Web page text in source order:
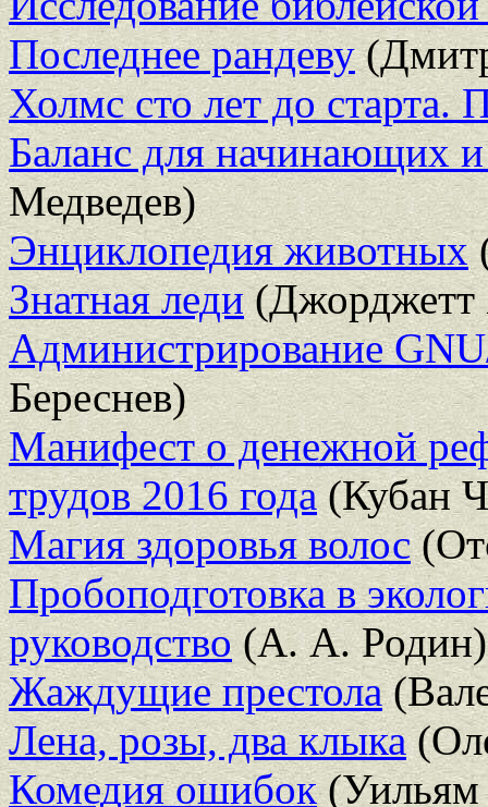
Последнее рандеву
Холмс сто лет до старта.
Баланс для начинающих
Медведев)
Энциклопедия животных
Знатная леди(Джорджетт
Администрирование
Береснев)
Манифест о денежной
трудов 2016 года(Кубан
Магия здоровья волос
Пробоподготовка в
руководство(А. А. Родин)
Жаждущие престола
Лена, розы, два клыка
Комедия ошибок